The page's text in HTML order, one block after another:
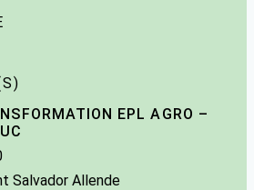
EPL AGRO –
Salvador Allende